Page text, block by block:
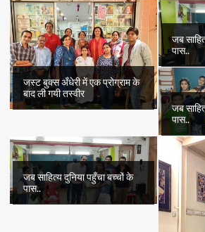
जस्ट बुक्स अँधेरी में एक प्रोग्राम के
बाद ली गयी तस्वीर
जब
पास..
जब
पास..
जब साहित्य दुनिया पहुँचा बच्चों के
पास..